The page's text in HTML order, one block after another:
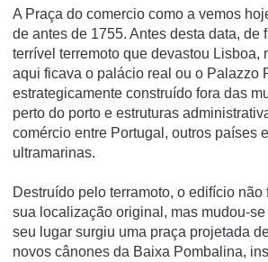
A Praça do comercio como a vemos
de antes de 1755. Antes desta data, de
terrível terremoto que devastou Lisboa,
aqui ficava o palácio real ou o Palazzo
estrategicamente construído fora das
perto do porto e estruturas
comércio entre Portugal, outros países
ultramarinas.
Destruído pelo terramoto, o edifício não
sua localização original, mas mudou-
seu lugar surgiu uma praça projetada
novos cânones da Baixa Pombalina,